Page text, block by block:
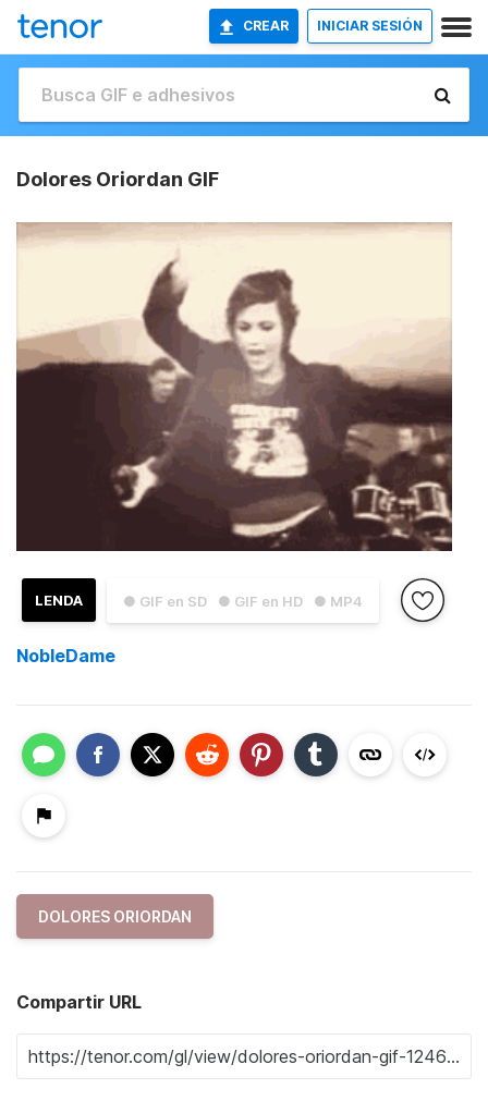
CREAR INICIAR SESIÓN
Dolores Oriordan GIF
● GIF en SD ● GIF en HD ● MP4
LENDA
NobleDame
DOLORES ORIORDAN
Compartir URL